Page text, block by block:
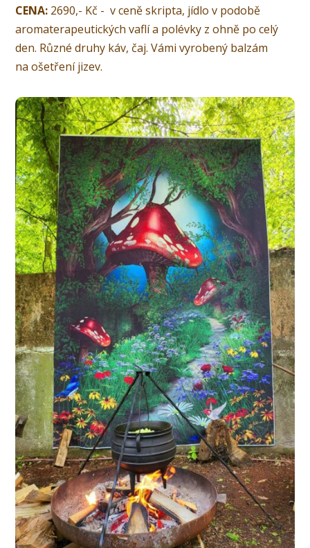
CENA: 2690,- Kč - v ceně skripta, jídlo v podobě
aromaterapeutických vaflí a polévky z ohně po celý
den. Různé druhy káv, čaj. Vámi vyrobený balzám
na ošetření jizev.